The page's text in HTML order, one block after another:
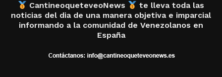
CantineoqueteveoNews
te lleva toda las
noticias del dia de una manera objetiva e imparcial
informando a la comunidad de Venezolanos en
España